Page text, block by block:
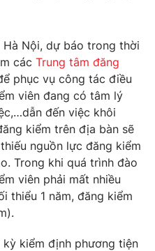
Nội, dự báo trong thời
các Trung tâm đăng
phục vụ công tác điều
viên đang có tâm lý
đến việc khôi
kiểm trên địa bàn sẽ
nguồn lực đăng kiểm
Trong khi quá trình đào
viên phải mất nhiều
thiểu 1 năm, đăng kiểm
kiểm định phương tiện